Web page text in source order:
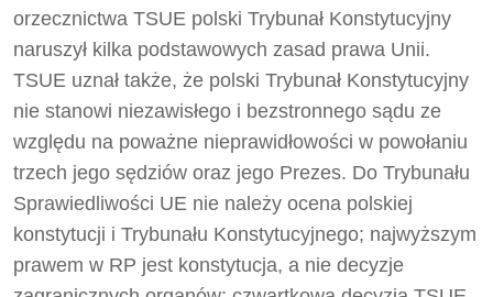
orzecznictwa TSUE polski Trybunał Konstytucyjny
naruszył kilka podstawowych zasad prawa Unii.
TSUE uznał także, że polski Trybunał Konstytucyjny
nie stanowi niezawisłego i bezstronnego sądu ze
względu na poważne nieprawidłowości w powołaniu
trzech jego sędziów oraz jego Prezes. Do Trybunału
Sprawiedliwości UE nie należy ocena polskiej
konstytucji i Trybunału Konstytucyjnego; najwyższym
prawem w RP jest konstytucja, a nie decyzje